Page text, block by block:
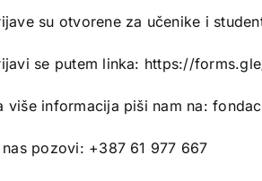
su otvorene za učenike i
se putem linka: https://
više informacija piši nam na:
pozovi: +387 61 977 667